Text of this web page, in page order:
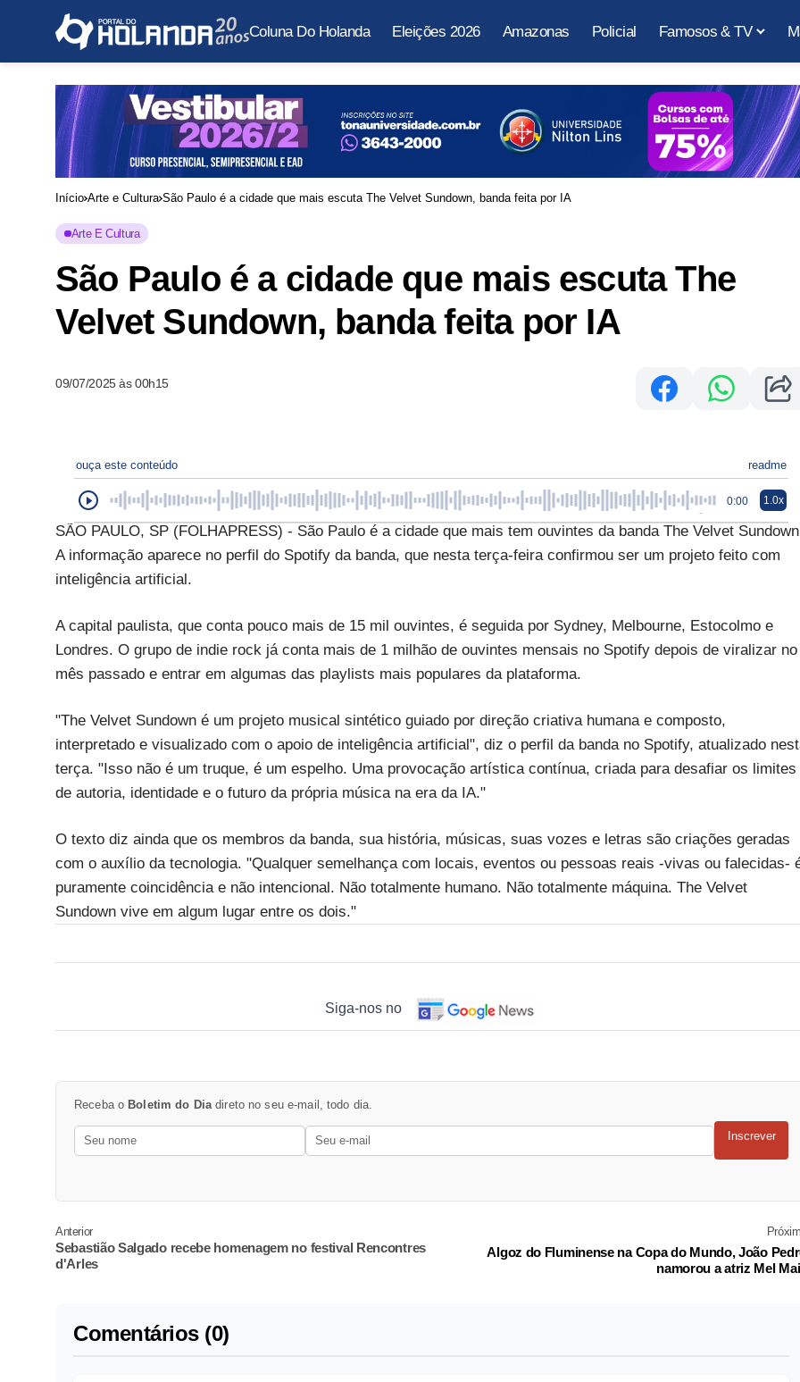
Coluna Do Holanda Eleições 2026 Amazonas Policial Famosos & TV
Início Arte e Cultura São Paulo é a cidade que mais escuta The Velvet Sundown, banda feita por IA
Arte E Cultura
São Paulo é a cidade que mais escuta The
Velvet Sundown, banda feita por IA
09/07/2025 às 00h15
ouça este conteúdo readme
0:00 1.0x
SÃO PAULO, SP (FOLHAPRESS) - São Paulo é a cidade que mais tem ouvintes da banda The Velvet
A informação aparece no perfil do Spotify da banda, que nesta terça-feira confirmou ser um projeto feito com
inteligência artificial.
A capital paulista, que conta pouco mais de 15 mil ouvintes, é seguida por Sydney, Melbourne, Estocolmo e
Londres. O grupo de indie rock já conta mais de 1 milhão de ouvintes mensais no Spotify depois de viralizar no
mês passado e entrar em algumas das playlists mais populares da plataforma.
"The Velvet Sundown é um projeto musical sintético guiado por direção criativa humana e composto,
interpretado e visualizado com o apoio de inteligência artificial", diz o perfil da banda no Spotify, atualizado
terça. "Isso não é um truque, é um espelho. Uma provocação artística contínua, criada para desafiar os limites
de autoria, identidade e o futuro da própria música na era da IA."
O texto diz ainda que os membros da banda, sua história, músicas, suas vozes e letras são criações geradas
com o auxílio da tecnologia. "Qualquer semelhança com locais, eventos ou pessoas reais -vivas ou falecidas-
puramente coincidência e não intencional. Não totalmente humano. Não totalmente máquina. The Velvet
Sundown vive em algum lugar entre os dois."
Siga-nos no
Receba o Boletim do Dia direto no seu e-mail, todo dia.
Inscrever
Anterior
Sebastião Salgado recebe homenagem no festival Rencontres
d'Arles
Algoz do Fluminense na Copa do Mundo, João
namorou a atriz Mel
Comentários (0)